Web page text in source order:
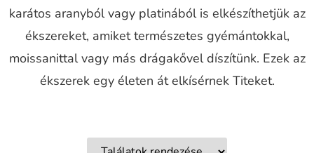
karátos aranyból vagy platinából is elkészíthetjük az
ékszereket, amiket természetes gyémántokkal,
moissanittal vagy más drágakővel díszítünk. Ezek az
ékszerek egy életen át elkísérnek Titeket.